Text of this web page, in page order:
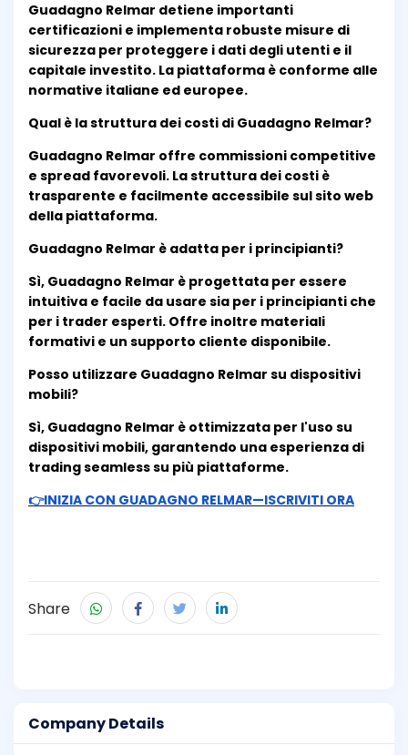
Company Details
Guadagno Relmar detiene importanti
certificazioni e implementa robuste misure di
sicurezza per proteggere i dati degli utenti e il
capitale investito. La piattaforma è conforme alle
normative italiane ed europee.
Qual è la struttura dei costi di Guadagno Relmar?
Guadagno Relmar offre commissioni competitive
e spread favorevoli. La struttura dei costi è
trasparente e facilmente accessibile sul sito web
della piattaforma.
Guadagno Relmar è adatta per i principianti?
Sì, Guadagno Relmar è progettata per essere
intuitiva e facile da usare sia per i principianti che
per i trader esperti. Offre inoltre materiali
formativi e un supporto cliente disponibile.
Posso utilizzare Guadagno Relmar su dispositivi
mobili?
Sì, Guadagno Relmar è ottimizzata per l'uso su
dispositivi mobili, garantendo una esperienza di
trading seamless su più piattaforme.
👉INIZIA CON GUADAGNO RELMAR—ISCRIVITI ORA
Share